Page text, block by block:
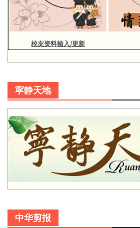
校友资料输入/更新
寜静天地
中华剪报